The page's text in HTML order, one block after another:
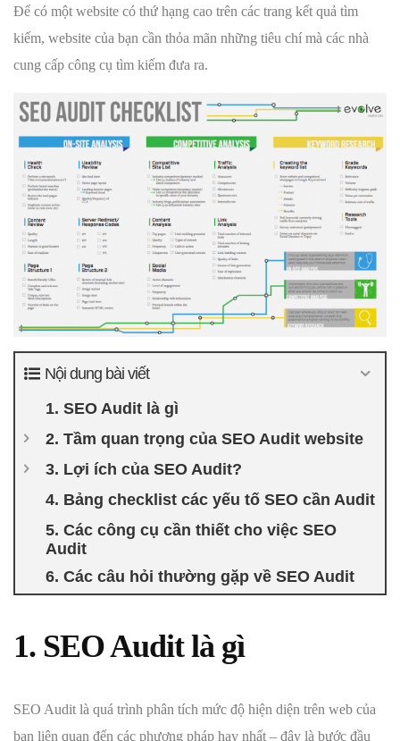
Để có một website có thứ hạng cao trên các trang kết quả tìm
kiếm, website của bạn cần thỏa mãn những tiêu chí mà các nhà
cung cấp công cụ tìm kiếm đưa ra.
Nội dung bài viết
1. SEO Audit là gì
2. Tầm quan trọng của SEO Audit website
3. Lợi ích của SEO Audit?
4. Bảng checklist các yếu tố SEO cần Audit
5. Các công cụ cần thiết cho việc SEO
Audit
6. Các câu hỏi thường gặp về SEO Audit
1. SEO Audit là gì
SEO Audit là quá trình phân tích mức độ hiện diện trên web của
bạn liên quan đến các phương pháp hay nhất – đây là bước đầu